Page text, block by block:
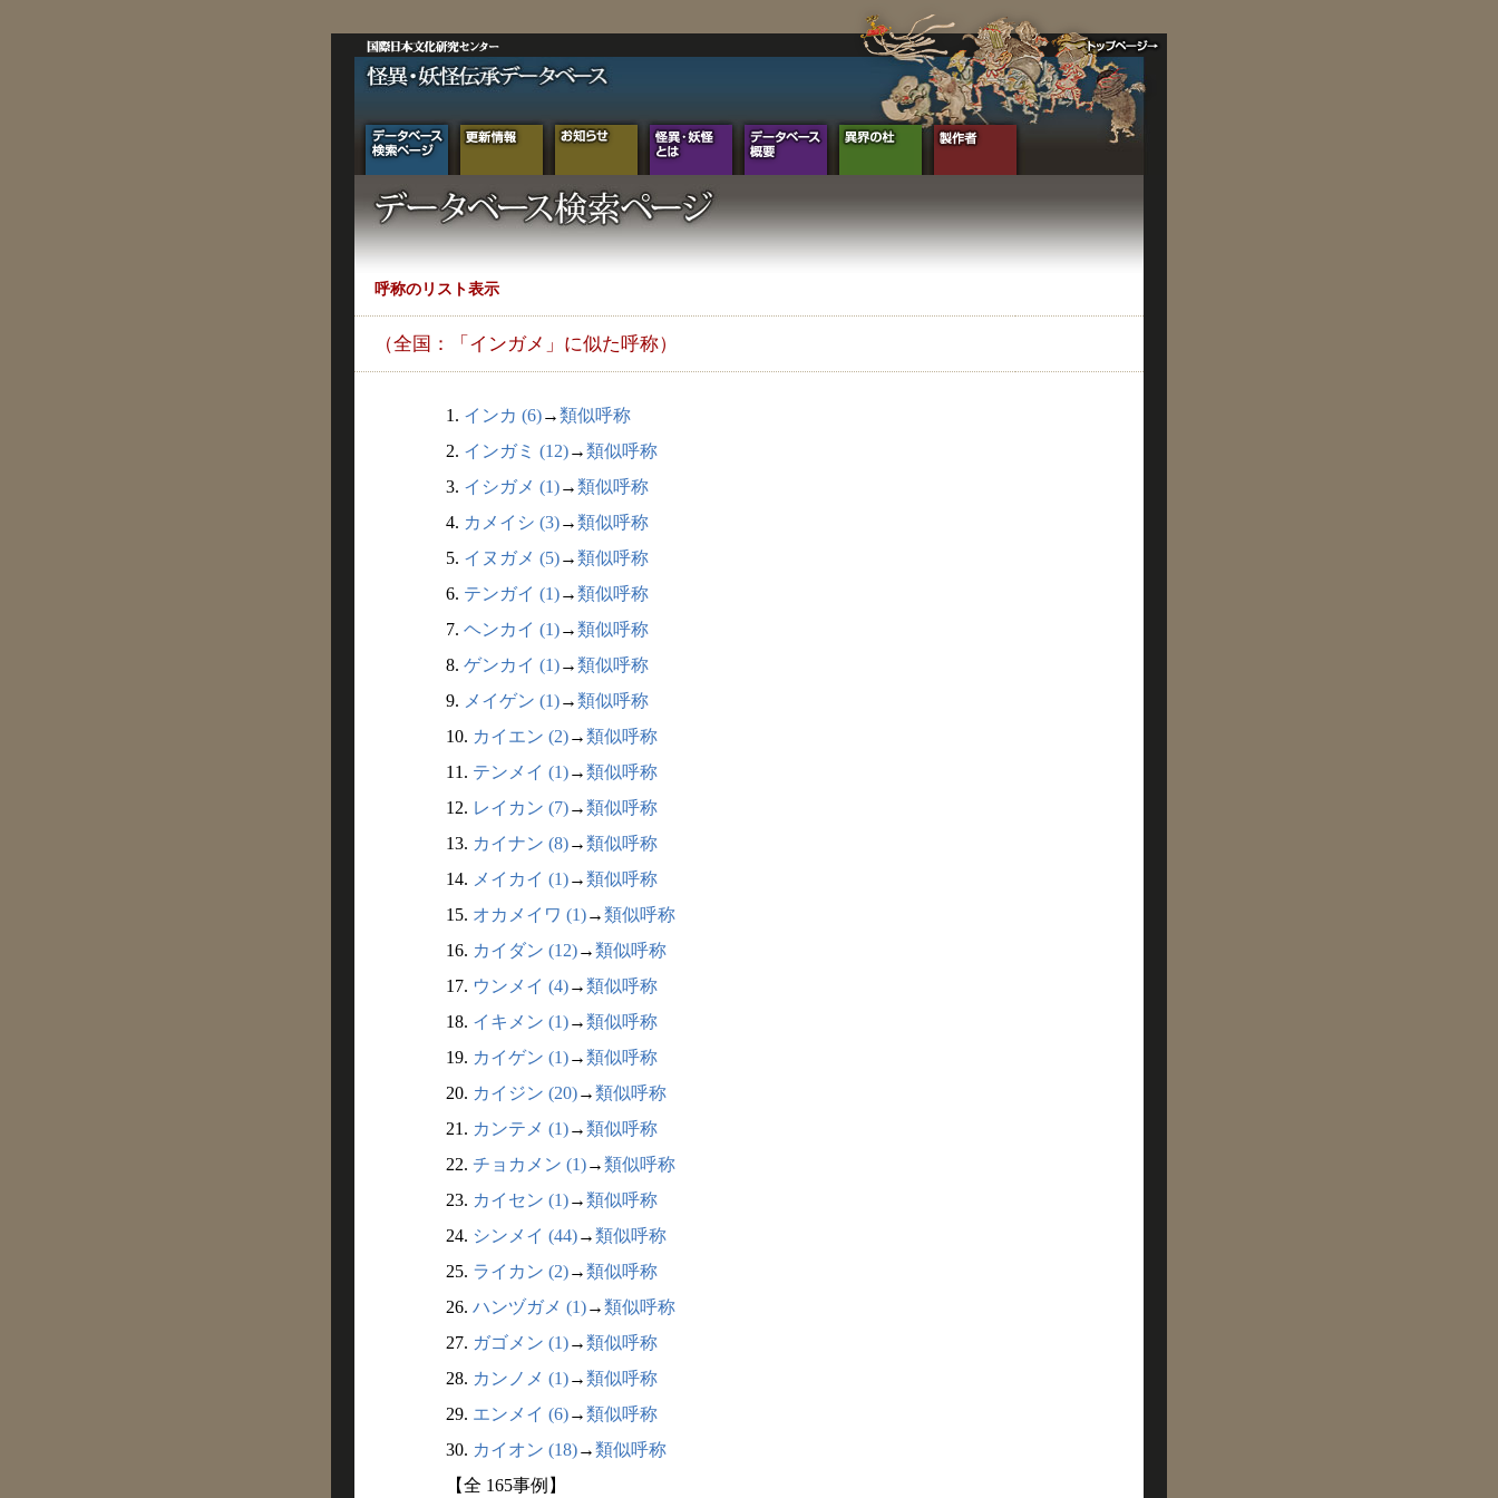
呼称のリスト表示
（全国：「インガメ」に似た呼称）
1. インカ (6)→類似呼称
2. インガミ (12)→類似呼称
3. イシガメ (1)→類似呼称
4. カメイシ (3)→類似呼称
5. イヌガメ (5)→類似呼称
6. テンガイ (1)→類似呼称
7. ヘンカイ (1)→類似呼称
8. ゲンカイ (1)→類似呼称
9. メイゲン (1)→類似呼称
10. カイエン (2)→類似呼称
11. テンメイ (1)→類似呼称
12. レイカン (7)→類似呼称
13. カイナン (8)→類似呼称
14. メイカイ (1)→類似呼称
15. オカメイワ (1)→類似呼称
16. カイダン (12)→類似呼称
17. ウンメイ (4)→類似呼称
18. イキメン (1)→類似呼称
19. カイゲン (1)→類似呼称
20. カイジン (20)→類似呼称
21. カンテメ (1)→類似呼称
22. チョカメン (1)→類似呼称
23. カイセン (1)→類似呼称
24. シンメイ (44)→類似呼称
25. ライカン (2)→類似呼称
26. ハンヅガメ (1)→類似呼称
27. ガゴメン (1)→類似呼称
28. カンノメ (1)→類似呼称
29. エンメイ (6)→類似呼称
30. カイオン (18)→類似呼称
【全 165事例】